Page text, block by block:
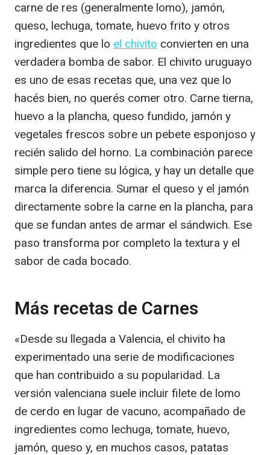
carne de res (generalmente lomo), jamón,
queso, lechuga, tomate, huevo frito y otros
ingredientes que lo el chivito convierten en una
verdadera bomba de sabor. El chivito uruguayo
es uno de esas recetas que, una vez que lo
hacés bien, no querés comer otro. Carne tierna,
huevo a la plancha, queso fundido, jamón y
vegetales frescos sobre un pebete esponjoso y
recién salido del horno. La combinación parece
simple pero tiene su lógica, y hay un detalle que
marca la diferencia. Sumar el queso y el jamón
directamente sobre la carne en la plancha, para
que se fundan antes de armar el sándwich. Ese
paso transforma por completo la textura y el
sabor de cada bocado.
Más recetas de Carnes
«Desde su llegada a Valencia, el chivito ha
experimentado una serie de modificaciones
que han contribuido a su popularidad. La
versión valenciana suele incluir filete de lomo
de cerdo en lugar de vacuno, acompañado de
ingredientes como lechuga, tomate, huevo,
jamón, queso y, en muchos casos, patatas